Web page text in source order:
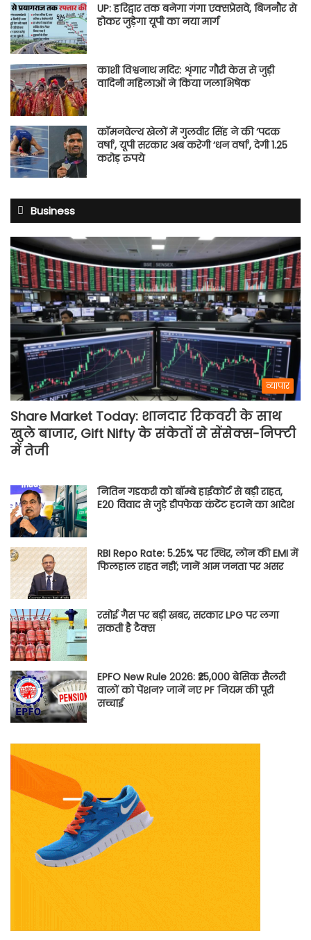
UP: हरिद्वार तक बनेगा गंगा एक्सप्रेसवे, बिजनौर से
होकर जुड़ेगा यूपी का नया मार्ग
काशी विश्वनाथ मदिर: शृंगार गौरी केस से जुड़ी
वादिनी महिलाओं ने किया जलाभिषेक
कॉमनवेल्थ खेलों में गुलवीर सिंह ने की ‘पदक
वर्षा’, यूपी सरकार अब करेगी ‘धन वर्षा’, देगी 1.25
करोड़ रुपये
Business
व्यापार
Share Market Today: शानदार रिकवरी के साथ
खुले बाजार, Gift Nifty के संकेतों से सेंसेक्स-निफ्टी
में तेजी
नितिन गडकरी को बॉम्बे हाईकोर्ट से बड़ी राहत,
E20 विवाद से जुड़े डीपफेक कंटेंट हटाने का आदेश
RBI Repo Rate: 5.25% पर स्थिर, लोन की EMI में
फिलहाल राहत नहीं; जानें आम जनता पर असर
रसोई गैस पर बड़ी खबर, सरकार LPG पर लगा
सकती है टैक्स
EPFO New Rule 2026: ₹25,000 बेसिक सैलरी
वालों को पेंशन? जानें नए PF नियम की पूरी
सच्चाई